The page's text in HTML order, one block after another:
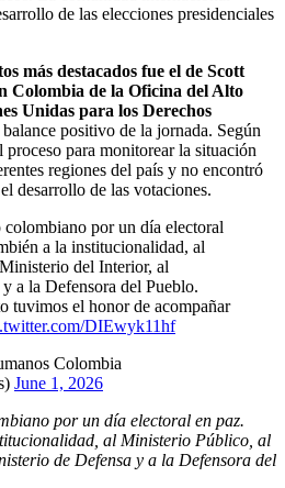
de las elecciones presidenciales
más destacados fue el de Scott
Colombia de la Oficina del Alto
Unidas para los Derechos
positivo de la jornada. Según
para monitorear la situación
regiones del país y no encontró
desarrollo de las votaciones.
por un día electoral
a la institucionalidad, al
del Interior, al
a la Defensora del Pueblo.
tuvimos el honor de acompañar
DIEwyk11hf
Colombia
June 1, 2026
por un día electoral en paz.
al Ministerio Público, al
de Defensa y a la Defensora del